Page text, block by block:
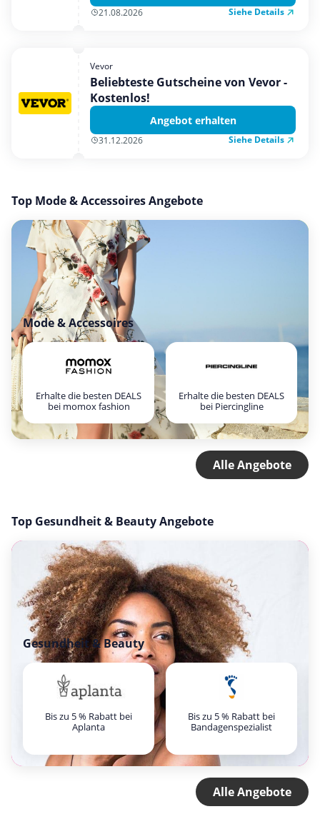
21.08.2026 Siehe Details
Vevor
Beliebteste Gutscheine von Vevor -
Kostenlos!
Angebot erhalten
31.12.2026 Siehe Details
Top Mode & Accessoires Angebote
Mode & Accessoires
Erhalte die besten DEALS
bei momox fashion
Erhalte die besten DEALS
bei Piercingline
Alle Angebote
Top Gesundheit & Beauty Angebote
Gesundheit & Beauty
Bis zu 5 % Rabatt bei
Aplanta
Bis zu 5 % Rabatt bei
Bandagenspezialist
Alle Angebote